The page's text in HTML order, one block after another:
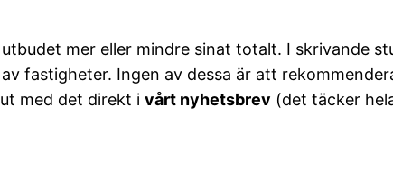
mer eller mindre sinat totalt. I skrivande
fastigheter. Ingen av dessa är att
med det direkt i vårt nyhetsbrev (det täcker